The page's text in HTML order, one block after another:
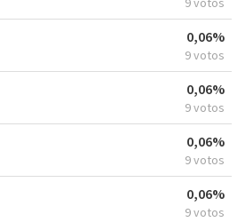
0,06%
9 votos
0,06%
9 votos
0,06%
9 votos
0,06%
9 votos